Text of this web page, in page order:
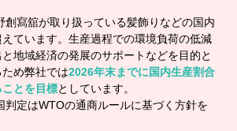
創寫舘が取り扱っている髪飾りなどの国内
ています。生産過程での環境負荷の低減
地域経済の発展のサポートなどを目的と
め弊社では2026年末までに国内生産割合
とを目標としています。
判定はWTOの通商ルールに基づく方針を